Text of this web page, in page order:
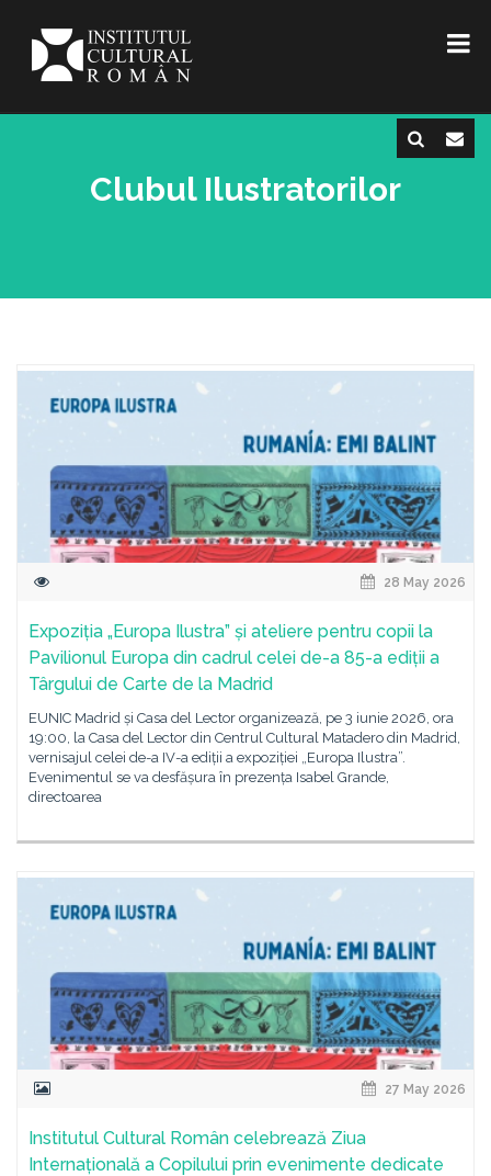
Clubul Ilustratorilor
28 May 2026
Expoziția „Europa Ilustra” și ateliere pentru copii la
Pavilionul Europa din cadrul celei de-a 85-a ediții a
Târgului de Carte de la Madrid
EUNIC Madrid și Casa del Lector organizează, pe 3 iunie 2026, ora
19:00, la Casa del Lector din Centrul Cultural Matadero din Madrid,
vernisajul celei de-a IV-a ediții a expoziției „Europa Ilustra”.
Evenimentul se va desfășura în prezența Isabel Grande,
directoarea
27 May 2026
Institutul Cultural Român celebrează Ziua
Internațională a Copilului prin evenimente dedicate